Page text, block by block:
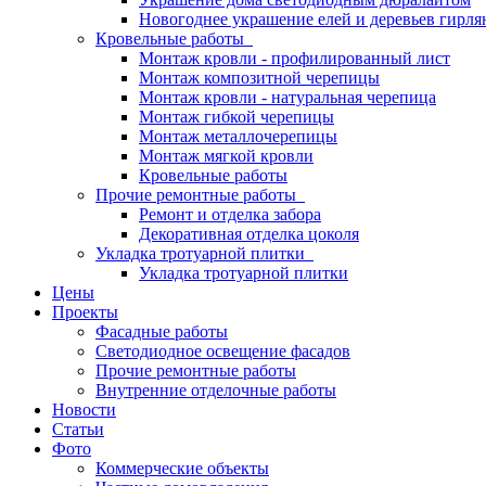
Новогоднее украшение елей и деревьев
Кровельные работы
Монтаж кровли - профилированный лист
Монтаж композитной черепицы
Монтаж кровли - натуральная черепица
Монтаж гибкой черепицы
Монтаж металлочерепицы
Монтаж мягкой кровли
Кровельные работы
Прочие ремонтные работы
Ремонт и отделка забора
Декоративная отделка цоколя
Укладка тротуарной плитки
Укладка тротуарной плитки
Цены
Проекты
Фасадные работы
Светодиодное освещение фасадов
Прочие ремонтные работы
Внутренние отделочные работы
Новости
Статьи
Фото
Коммерческие объекты